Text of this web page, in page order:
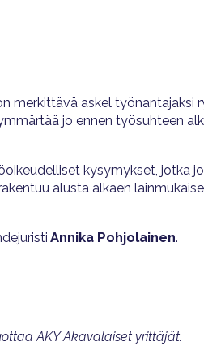
merkittävä askel työnantajaksi
jo ennen työsuhteen
kysymykset, jotka
alusta alkaen
Annika Pohjolainen.
AKY Akavalaiset yrittäjät.